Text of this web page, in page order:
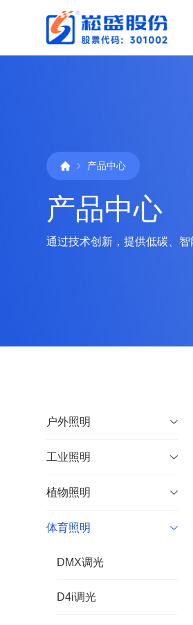
产品中心
产品中心
通过技术创新，提供低碳、
户外照明
工业照明
植物照明
体育照明
DMX调光
D4i调光